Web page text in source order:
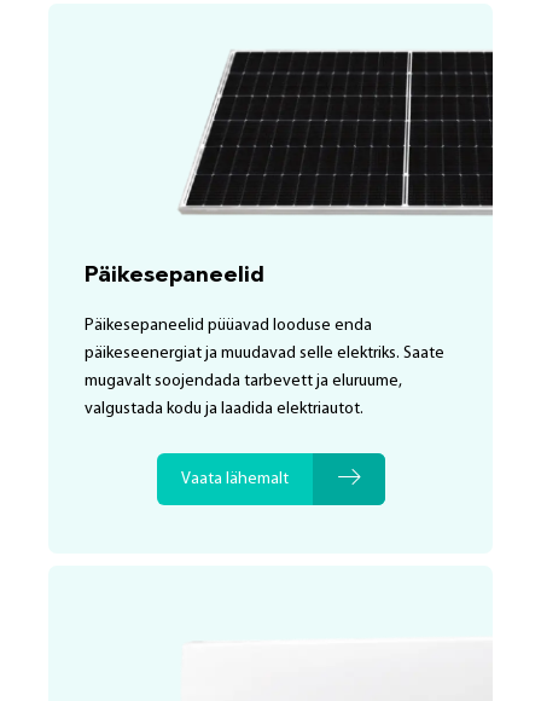
Päikesepaneelid
Päikesepaneelid püüavad looduse enda
päikeseenergiat ja muudavad selle elektriks. Saate
mugavalt soojendada tarbevett ja eluruume,
valgustada kodu ja laadida elektriautot.
Vaata lähemalt